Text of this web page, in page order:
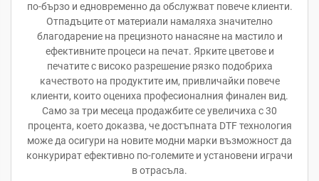
по-бързо и едновременно да обслужват повече клиенти.
Отпадъците от материали намаляха значително
благодарение на прецизното нанасяне на мастило и
ефективните процеси на печат. Ярките цветове и
печатите с високо разрешение рязко подобриха
качеството на продуктите им, привличайки повече
клиенти, които оцениха професионалния финален вид.
Само за три месеца продажбите се увеличиха с 30
процента, което доказва, че достъпната DTF технология
може да осигури на новите модни марки възможност да
конкурират ефективно по-големите и установени играчи
в отрасъла.